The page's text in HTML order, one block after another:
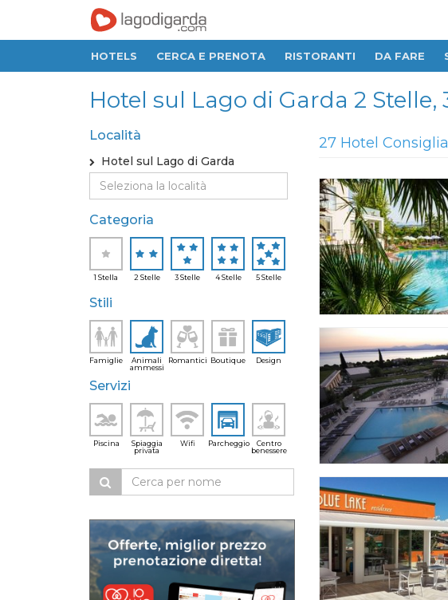
HOTELS CERCA E PRENOTA RISTORANTI DA FARE
Hotel sul Lago di Garda 2 Stelle,
Località
Hotel sul Lago di Garda
Categoria
1 Stella 2 Stelle 3 Stelle 4 Stelle 5 Stelle
Stili
Famiglie
Animali
ammessi
Romantici Boutique Design
Servizi
Piscina
Spiaggia
privata
Wifi Parcheggio
Centro
benessere
27 Hotel